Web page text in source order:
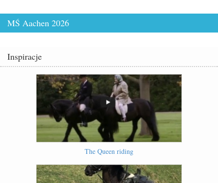
MŚ Aachen 2026
Inspiracje
The Queen riding